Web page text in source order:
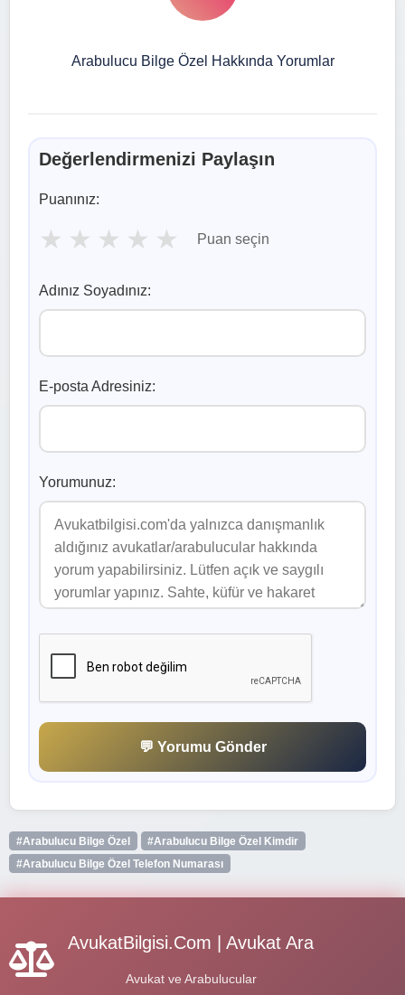
Arabulucu Bilge Özel Hakkında Yorumlar
Değerlendirmenizi Paylaşın
Puanınız:
★ ★ ★ ★ ★ Puan seçin
Adınız Soyadınız:
E-posta Adresiniz:
Yorumunuz:
💬 Yorumu Gönder
#Arabulucu Bilge Özel
#Arabulucu Bilge Özel Kimdir
#Arabulucu Bilge Özel Telefon Numarası
AvukatBilgisi.Com | Avukat Ara
Avukat ve Arabulucular